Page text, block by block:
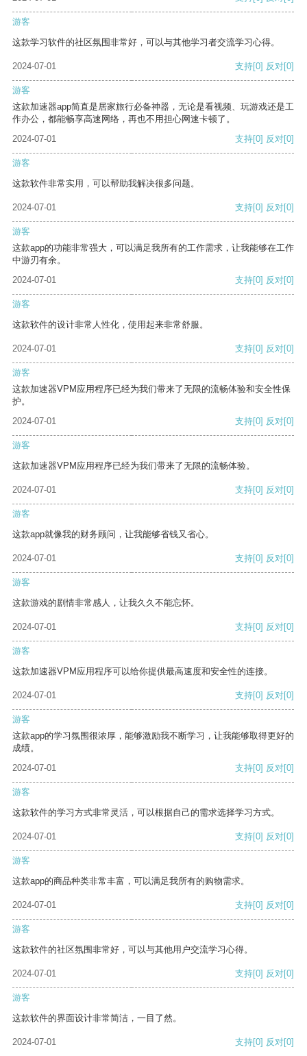
游客
这款学习软件的社区氛围非常好，可以与其他学习者交流学习心得。
2024-07-01 支持[0] 反对[0]
游客
这款加速器app简直是居家旅行必备神器，无论是看视频、玩游戏还是工
作办公，都能畅享高速网络，再也不用担心网速卡顿了。
2024-07-01
支持[0] 反对[0]
游客
这款软件非常实用，可以帮助我解决很多问题。
2024-07-01 支持[0] 反对[0]
游客
这款app的功能非常强大，可以满足我所有的工作需求，让我能够在工作
中游刃有余。
2024-07-01
支持[0] 反对[0]
游客
这款软件的设计非常人性化，使用起来非常舒服。
2024-07-01 支持[0] 反对[0]
游客
这款加速器VPM应用程序已经为我们带来了无限的流畅体验和安全性保
护。
2024-07-01
支持[0] 反对[0]
游客
这款加速器VPM应用程序已经为我们带来了无限的流畅体验。
2024-07-01 支持[0] 反对[0]
游客
这款app就像我的财务顾问，让我能够省钱又省心。
2024-07-01 支持[0] 反对[0]
游客
这款游戏的剧情非常感人，让我久久不能忘怀。
2024-07-01 支持[0] 反对[0]
游客
这款加速器VPM应用程序可以给你提供最高速度和安全性的连接。
2024-07-01 支持[0] 反对[0]
游客
这款app的学习氛围很浓厚，能够激励我不断学习，让我能够取得更好的
成绩。
2024-07-01
支持[0] 反对[0]
游客
这款软件的学习方式非常灵活，可以根据自己的需求选择学习方式。
2024-07-01 支持[0] 反对[0]
游客
这款app的商品种类非常丰富，可以满足我所有的购物需求。
2024-07-01 支持[0] 反对[0]
游客
这款软件的社区氛围非常好，可以与其他用户交流学习心得。
2024-07-01 支持[0] 反对[0]
游客
这款软件的界面设计非常简洁，一目了然。
2024-07-01 支持[0] 反对[0]